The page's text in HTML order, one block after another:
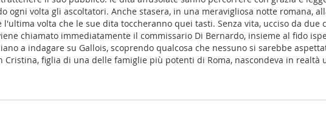
ogni volta gli ascoltatori. Anche stasera, in una meravigliosa notte romana,
volta che le sue dita toccheranno quei tasti. Senza vita, ucciso da due
chiamato immediatamente il commissario Di Bernardo, insieme al fido
a indagare su Gallois, scoprendo qualcosa che nessuno si sarebbe
figlia di una delle famiglie più potenti di Roma, nascondeva in realtà